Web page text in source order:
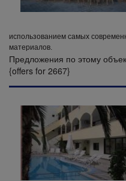
использованием самых
материалов.
Предложения по этому
{offers for 2667}